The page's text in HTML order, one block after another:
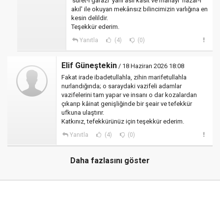
akıl' ile okuyan mekânsız bilincimizin varlığına en
kesin delildir.
Teşekkür ederim.
Yanıtla (4) (0)
Elif Güneştekin / 18 Haziran 2026 18:08
Fakat irade ibadetullahla, zihin marifetullahla
nurlandığında; o saraydaki vazifeli adamlar
vazifelerini tam yapar ve insanı o dar kozalardan
çıkarıp kâinat genişliğinde bir şeair ve tefekkür
ufkuna ulaştırır.
​Katkınız, tefekkürünüz için teşekkür ederim.
Yanıtla (4) (0)
Daha fazlasını göster